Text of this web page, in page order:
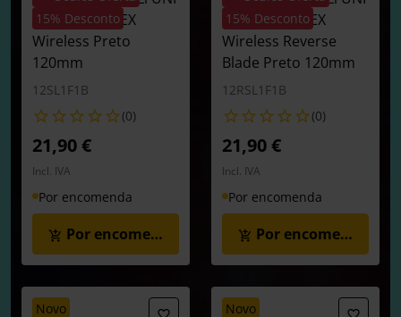
15% Desconto
FAN SL120 FLEX
Wireless Preto
120mm
12SL1F1B
(0)
21,90 €
Incl. IVA
Por encomenda
Por encomenda
15% Desconto
FAN SL120 FLEX
Wireless Reverse
Blade Preto 120mm
12RSL1F1B
(0)
21,90 €
Incl. IVA
Por encomenda
Por encomenda
novo
novo